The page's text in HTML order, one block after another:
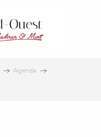
Agenda